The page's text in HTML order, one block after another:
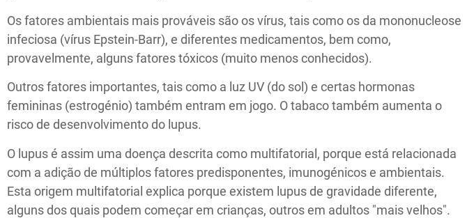
Os fatores ambientais mais prováveis são os vírus, tais como os da mononucleose
infeciosa (vírus Epstein-Barr), e diferentes medicamentos, bem como,
provavelmente, alguns fatores tóxicos (muito menos conhecidos).
Outros fatores importantes, tais como a luz UV (do sol) e certas hormonas
femininas (estrogénio) também entram em jogo. O tabaco também aumenta o
risco de desenvolvimento do lupus.
O lupus é assim uma doença descrita como multifatorial, porque está relacionada
com a adição de múltiplos fatores predisponentes, imunogénicos e ambientais.
Esta origem multifatorial explica porque existem lupus de gravidade diferente,
alguns dos quais podem começar em crianças, outros em adultos "mais velhos".